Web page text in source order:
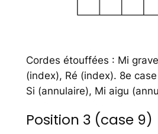
Cordes étouffées : Mi
(index), Ré (index). 8e
Si (annulaire), Mi aigu
Position 3 (case 9)